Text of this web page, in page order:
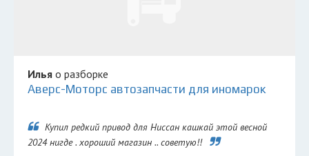
Илья о разборке
Аверс-Моторс автозапчасти для иномарок
Купил редкий привод для Ниссан кашкай этой весной
2024 нигде . хороший магазин .. советую!!